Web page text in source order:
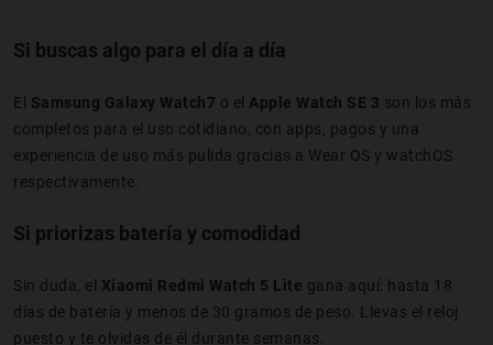
Si buscas algo para el día a día
El Samsung Galaxy Watch7 o el Apple Watch SE 3 son los más
completos para el uso cotidiano, con apps, pagos y una
experiencia de uso más pulida gracias a Wear OS y watchOS
respectivamente.
Si priorizas batería y comodidad
Sin duda, el Xiaomi Redmi Watch 5 Lite gana aquí: hasta 18
días de batería y menos de 30 gramos de peso. Llevas el reloj
puesto y te olvidas de él durante semanas.